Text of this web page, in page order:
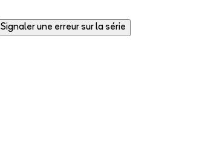
Signaler une erreur sur la série